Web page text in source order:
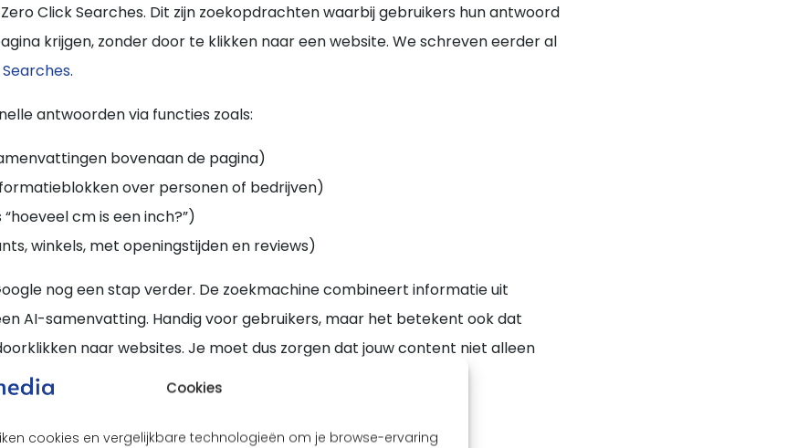
Cookies
cookies en vergelijkbare technologieën om je browse-ervaring
Zero Click Searches. Dit zijn zoekopdrachten waarbij gebruikers hun antwoord
krijgen, zonder door te klikken naar een website. We schreven eerder al
.
antwoorden via functies zoals:
bovenaan de pagina)
over personen of bedrijven)
cm is een inch?”)
winkels, met openingstijden en reviews)
nog een stap verder. De zoekmachine combineert informatie uit
AI-samenvatting. Handig voor gebruikers, maar het betekent ook dat
naar websites. Je moet dus zorgen dat jouw content niet alleen
genoeg om in die AI-samenvatting te belanden.